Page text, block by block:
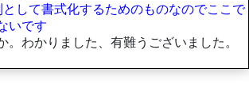
して書式化するためのものなのでここで
いです
。わかりました、有難うございました。